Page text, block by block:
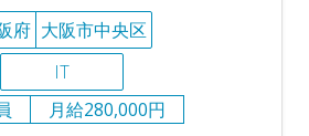
府 大阪市中央区
IT
月給280,000円